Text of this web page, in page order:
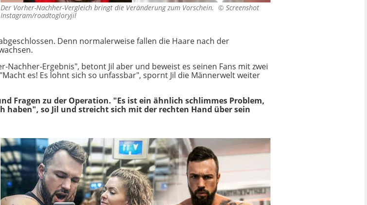
Der Vorher-Nachher-Vergleich bringt die Veränderung zum Vorschein. © Screenshot
Instagram/roadtogloryjil
Denn normalerweise fallen die Haare nach der
Ergebnis", betont Jil aber und beweist es seinen Fans mit zwei
es! Es lohnt sich so unfassbar", spornt Jil die Männerwelt weiter
Fragen zu der Operation. "Es ist ein ähnlich schlimmes Problem,
haben", so Jil und streicht sich mit der rechten Hand über sein